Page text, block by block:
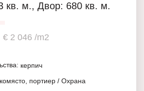
кв. м., Двор: 680 кв. м.
€ 2 046 /m2
керпич
портиер / Охрана